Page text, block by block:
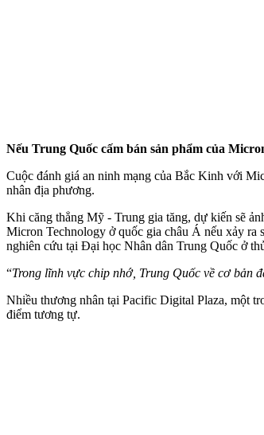
Nếu Trung Quốc cấm bán sản phẩm của
Cuộc đánh giá an ninh mạng của Bắc Kinh với
nhân địa phương.
Khi căng thẳng Mỹ - Trung gia tăng, dự kiến sẽ
Micron Technology ở quốc gia châu Á nếu xảy ra
nghiên cứu tại Đại học Nhân dân Trung Quốc ở
“Trong lĩnh vực chip nhớ, Trung Quốc về cơ bản
Nhiều thương nhân tại Pacific Digital Plaza, một
điểm tương tự.